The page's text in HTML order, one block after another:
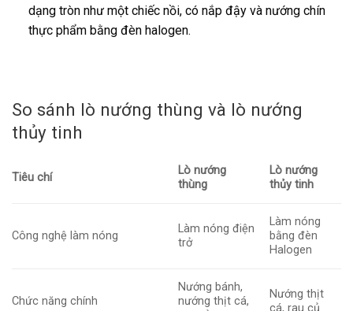
dạng tròn như một chiếc nồi, có nắp đậy và nướng chín
thực phẩm bằng đèn halogen.
So sánh lò nướng thùng và lò nướng
thủy tinh
Tiêu chí
Lò nướng
thùng
Lò nướng
thủy tinh
Công nghệ làm nóng
Làm nóng điện
trở
Làm nóng
bằng đèn
Halogen
Chức năng chính
Nướng bánh,
nướng thịt cá,
Nướng thịt